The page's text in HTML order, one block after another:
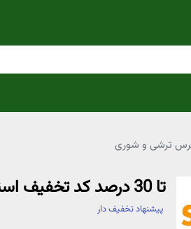
تا 30 درصد کد تخفیف اسنپ اکسپرس ترشی و شوری
پیشنهاد تخفیف دار